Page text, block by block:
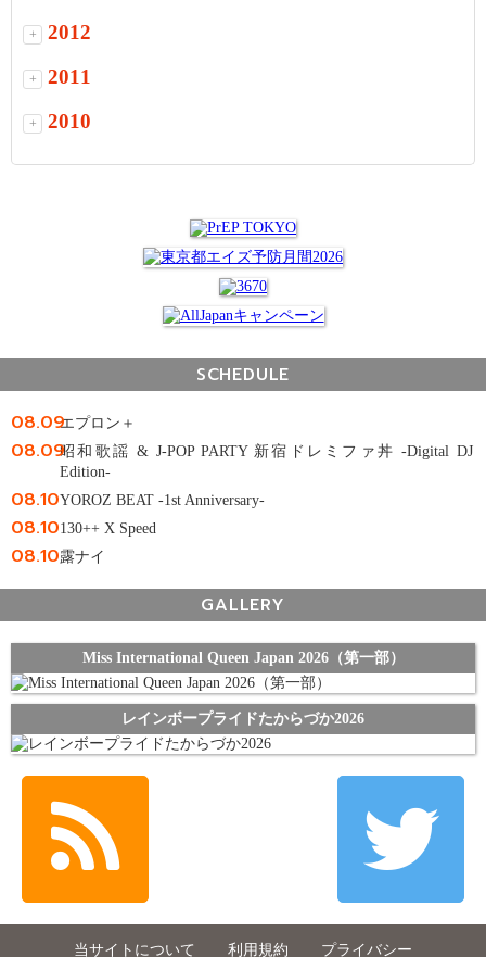
+ 2012
+ 2011
+ 2010
SCHEDULE
08.09エプロン＋
08.09昭和歌謡 & J-POP PARTY 新宿ドレミファ丼 -Digital DJ
Edition-
08.10YOROZ BEAT -1st Anniversary-
08.10130++ X Speed
08.10露ナイ
GALLERY
Miss International Queen Japan 2026（第一部）
レインボープライドたからづか2026
当サイトについて 利用規約 プライバシー